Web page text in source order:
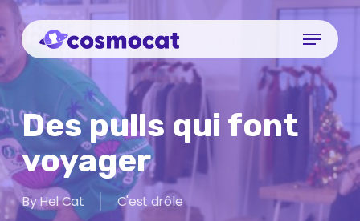
Skip
to
main
content
Menu
Des pulls qui font
voyager
By Hel Cat C'est drôle
Close
Menu